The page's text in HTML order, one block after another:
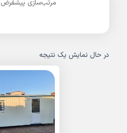
در حال نمایش یک نتیجه